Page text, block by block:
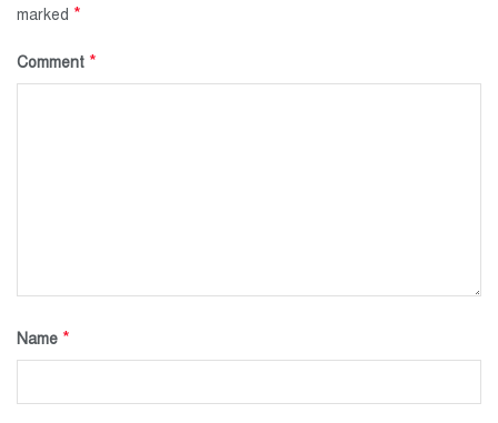
marked *
Comment *
Name *